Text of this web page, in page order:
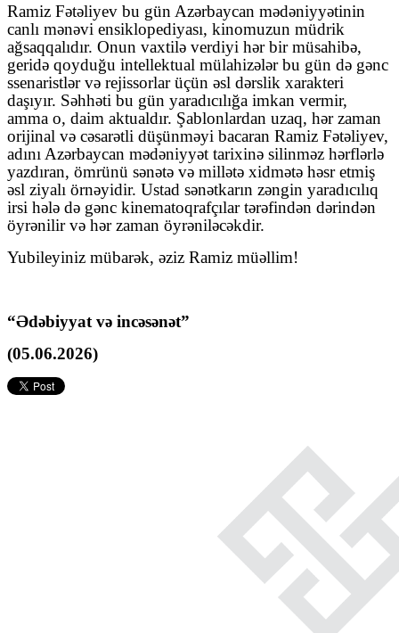
Ramiz Fətəliyev bu gün Azərbaycan mədəniyyətinin
canlı mənəvi ensiklopediyası, kinomuzun müdrik
ağsaqqalıdır. Onun vaxtilə verdiyi hər bir müsahibə,
geridə qoyduğu intellektual mülahizələr bu gün də gənc
ssenaristlər və rejissorlar üçün əsl dərslik xarakteri
daşıyır. Səhhəti bu gün yaradıcılığa imkan vermir,
amma o, daim aktualdır. Şablonlardan uzaq, hər zaman
orijinal və cəsarətli düşünməyi bacaran Ramiz Fətəliyev,
adını Azərbaycan mədəniyyət tarixinə silinməz hərflərlə
yazdıran, ömrünü sənətə və millətə xidmətə həsr etmiş
əsl ziyalı örnəyidir. Ustad sənətkarın zəngin yaradıcılıq
irsi hələ də gənc kinematoqrafçılar tərəfindən dərindən
öyrənilir və hər zaman öyrəniləcəkdir.
Yubileyiniz mübarək, əziz Ramiz müəllim!
“Ədəbiyyat və incəsənət”
(05.06.2026)